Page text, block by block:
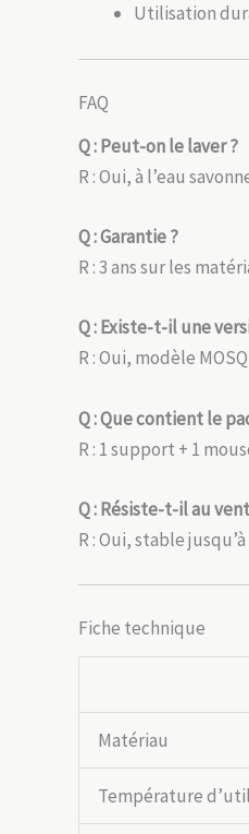
Utilisation
FAQ
Q : Peut-on le laver ?
R : Oui, à l’eau
Q : Garantie ?
R : 3 ans sur les
Q : Existe-t-il une
R : Oui, modèle
Q : Que contient le
R : 1 support + 1
Q : Résiste-t-il au
R : Oui, stable
Fiche technique
Matériau
Température